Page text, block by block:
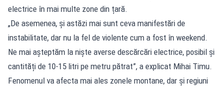
electrice în mai multe zone din țară.
„De asemenea, și astăzi mai sunt ceva manifestări de
instabilitate, dar nu la fel de violente cum a fost în weekend.
Ne mai așteptăm la niște averse descărcări electrice, posibil și
cantități de 10-15 litri pe metru pătrat”, a explicat Mihai Timu.
Fenomenul va afecta mai ales zonele montane, dar și regiuni